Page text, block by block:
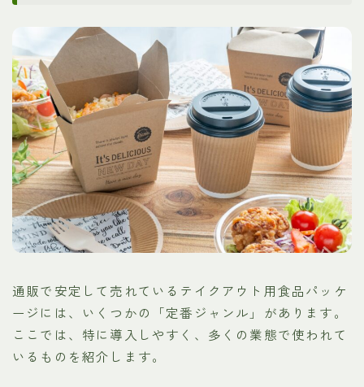
通販で安定して売れているテイクアウト用食品パッケ
ージには、いくつかの「定番ジャンル」があります。
ここでは、特に導入しやすく、多くの業態で使われて
いるものを紹介します。